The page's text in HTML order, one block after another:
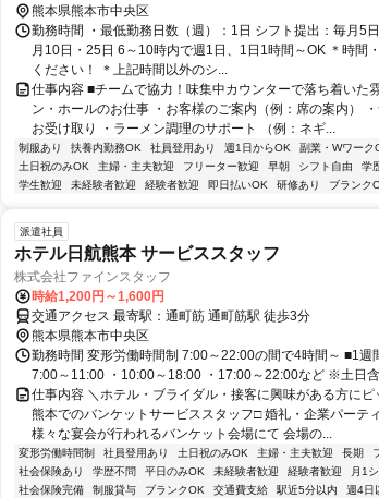
徒歩5分/銀座通り下通アーケード～国道3号線方面へ30ｍ/
1分
熊本県熊本市中央区
勤務時間 ・最低勤務日数（週）：1日 シフト提出：毎月5
月10日・25日 6～10時内で週1日、1日1時間～OK ＊時間
ください！ ＊上記時間以外のシ...
仕事内容 ■チームで協力！味集中カウンターで落ち着いた
ン・ホールのお仕事 ・お客様のご案内（例：席の案内）
お受け取り ・ラーメン調理のサポート （例：ネギ...
制服あり 扶養内勤務OK 社員登用あり 週1日からOK 副業・Wワーク
土日祝のみOK
主婦・主夫歓迎 フリーター歓迎 早朝 シフト自由 学
学生歓迎
未経験者歓迎 経験者歓迎 即日払いOK 研修あり ブランク
派遣社員
ホテル日航熊本 サービススタッフ
株式会社ファインスタッフ
時給1,200円～1,600円
交通アクセス 最寄駅：通町筋 通町筋駅 徒歩3分
熊本県熊本市中央区
勤務時間 変形労働時間制 7:00～22:00の間で4時間～ ■1週
7:00～11:00 ・10:00～18:00 ・17:00～22:00など ※土日
仕事内容 ＼ホテル・ブライダル・接客に興味がある方に
熊本でのバンケットサービススタッフ□ 婚礼・企業パーテ
様々な宴会が行われるバンケット会場にて 会場の...
変形労働時間制 社員登用あり 土日祝のみOK 主婦・主夫歓迎 長期
社会保険あり
学歴不問 平日のみOK 未経験者歓迎 経験者歓迎 月1
社会保険完備
制服貸与 ブランクOK 交通費支給 駅近5分以内 週4日